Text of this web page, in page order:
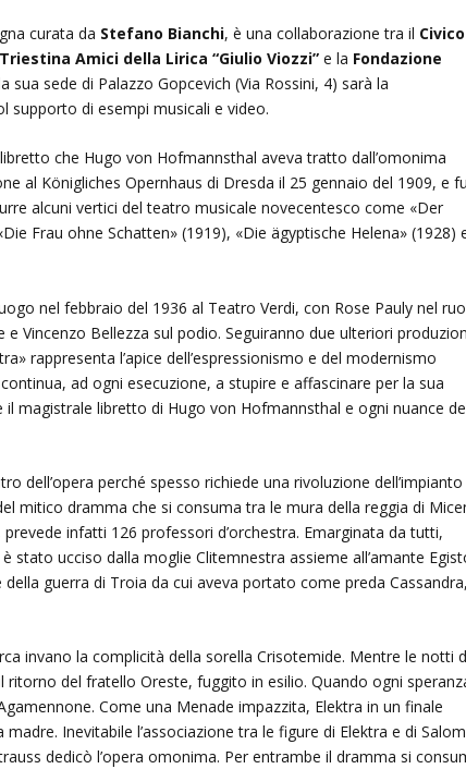
curata da Stefano Bianchi, è una collaborazione tra il Civico
Amici della Lirica “Giulio Viozzi” e la Fondazione
sua sede di Palazzo Gopcevich (Via Rossini, 4) sarà la
supporto di esempi musicali e video.
che Hugo von Hofmannsthal aveva tratto dall’omonima
al Königliches Opernhaus di Dresda il 25 gennaio del 1909, e fu
alcuni vertici del teatro musicale novecentesco come «Der
Frau ohne Schatten» (1919), «Die ägyptische Helena» (1928)
nel febbraio del 1936 al Teatro Verdi, con Rose Pauly nel
Vincenzo Bellezza sul podio. Seguiranno due ulteriori
rappresenta l’apice dell’espressionismo e del modernismo
ad ogni esecuzione, a stupire e affascinare per la sua
magistrale libretto di Hugo von Hofmannsthal e ogni nuance
dell’opera perché spesso richiede una rivoluzione dell’impianto
mitico dramma che si consuma tra le mura della reggia di
infatti 126 professori d’orchestra. Emarginata da tutti,
stato ucciso dalla moglie Clitemnestra assieme all’amante
guerra di Troia da cui aveva portato come preda Cassandra,
invano la complicità della sorella Crisotemide. Mentre le notti
del fratello Oreste, fuggito in esilio. Quando ogni
Come una Menade impazzita, Elektra in un finale
Inevitabile l’associazione tra le figure di Elektra e di
dedicò l’opera omonima. Per entrambe il dramma si